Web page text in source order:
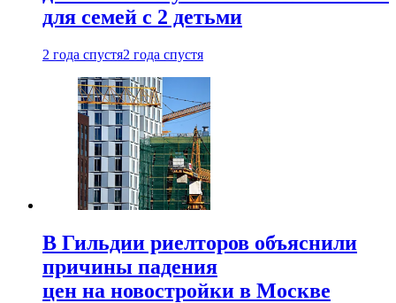
для семей с 2 детьми
2 года спустя2 года спустя
В Гильдии риелторов объяснили
причины падения
цен на новостройки в Москве